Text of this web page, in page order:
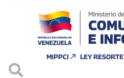
MIPPCI LEY RESORTE